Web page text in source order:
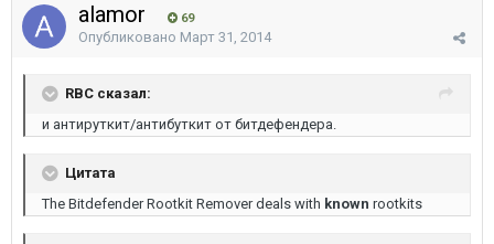
alamor 69
Опубликовано Март 31, 2014
RBC сказал:
и антируткит/антибуткит от битдефендера.
Цитата
The Bitdefender Rootkit Remover deals with known rootkits